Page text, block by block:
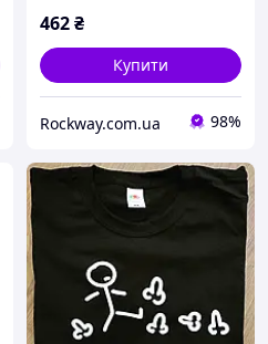
462₴
Купити
Rockway.com.ua 98%